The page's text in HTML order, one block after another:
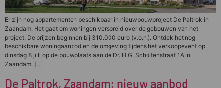
Er zijn nog appartementen beschikbaar in nieuwbouwproject De Paltrok in
Zaandam. Het gaat om woningen verspreid over de gebouwen van het
project. De prijzen beginnen bij 310.000 euro (v.o.n.). Ontdek het nog
beschikbare woningaanbod en de omgeving tijdens het verkoopevent op
dinsdag 8 juli op de bouwplaats aan de Dr. H.G. Scholtenstraat 1A in
Zaandam. […]
De Paltrok, Zaandam: nieuw aanbod